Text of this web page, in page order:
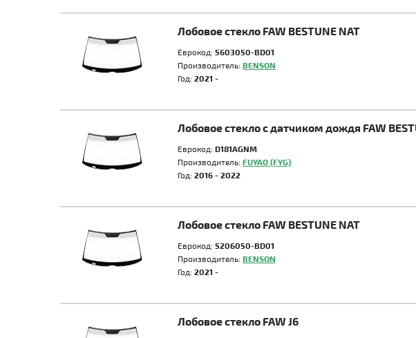
Лобовое стекло FAW BESTUNE NAT
Еврокод: 5603050-BD01
Производитель: BENSON
Год: 2021 -
Лобовое стекло с датчиком дождя FAW
Еврокод: D181AGNM
Производитель: FUYAO (FYG)
Год: 2016 - 2022
Лобовое стекло FAW BESTUNE NAT
Еврокод: 5206050-BD01
Производитель: BENSON
Год: 2021 -
Лобовое стекло FAW J6